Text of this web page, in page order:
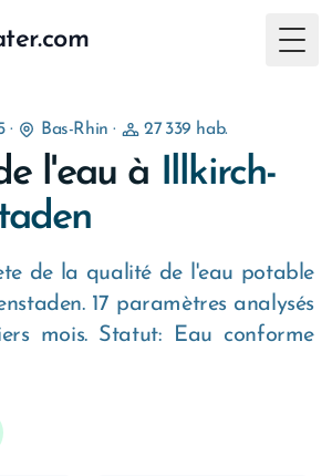
· Bas-Rhin · 27 339 hab.
l'eau à Illkirch-
de la qualité de l'eau potable
17 paramètres analysés
mois. Statut: Eau conforme